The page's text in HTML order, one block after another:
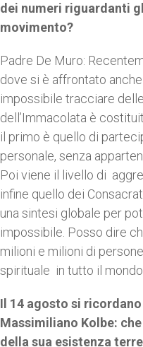
dei numeri riguardanti
movimento?
Padre De Muro:
dove si è affrontato
impossibile tracciare
dell’Immacolata è
il primo è quello di
personale, senza
Poi viene il livello di
infine quello dei
una sintesi globale per
impossibile. Posso dire
milioni e milioni di
spirituale in tutto il mondo.
Il 14 agosto si
Massimiliano Kolbe:
della sua esistenza